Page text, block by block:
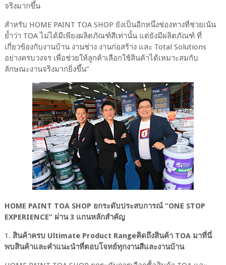
จริงมากขึ้น
สำหรับ HOME PAINT TOA SHOP ยังเป็นอีกหนึ่งช่องทางที่ช่วยเน้น
ย้ำว่า TOA ไม่ได้มีเพียงผลิตภัณฑ์สีเท่านั้น แต่ยังมีผลิตภัณฑ์ ที่
เกี่ยวข้องกับงานบ้าน งานช่าง งานก่อสร้าง และ Total Solutions
อย่างครบวงจร เพื่อช่วยให้ลูกค้าเลือกใช้สินค้าได้เหมาะสมกับ
ลักษณะงานจริงมากยิ่งขึ้น”
HOME PAINT TOA SHOP ยกระดับประสบการณ์ “ONE STOP
EXPERIENCE” ผ่าน 3 แกนหลักสำคัญ
1. สินค้าครบ Ultimate Product Rangeคิดถึงสินค้า TOA มาที่นี่
พบสินค้าและคำแนะนำที่ตอบโจทย์ทุกงานสีและงานบ้าน